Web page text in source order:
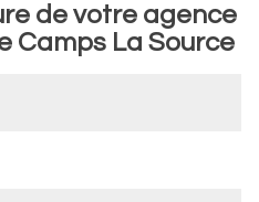
de votre agence
Camps La Source